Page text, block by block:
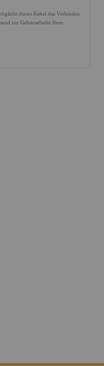
dieses Kabel das Verbinden
zur Gehäusefarbe Ihres